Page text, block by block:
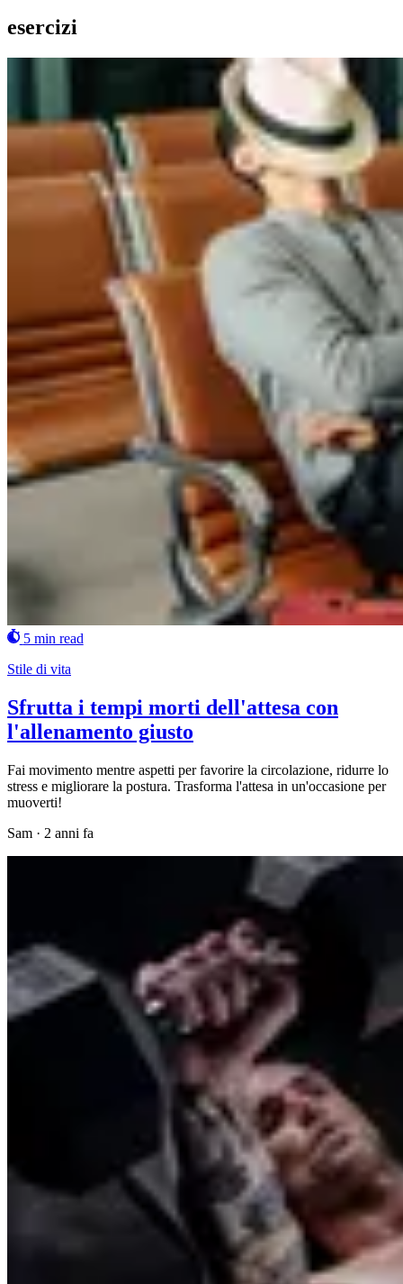
esercizi
5 min read
Stile di vita
Sfrutta i tempi morti dell'attesa con
l'allenamento giusto
Fai movimento mentre aspetti per favorire la circolazione, ridurre lo
stress e migliorare la postura. Trasforma l'attesa in un'occasione per
muoverti!
Sam · 2 anni fa